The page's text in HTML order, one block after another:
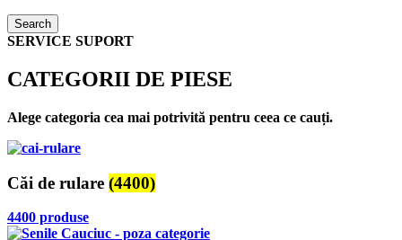
Search
SERVICE SUPORT
CATEGORII DE PIESE
Alege categoria cea mai potrivită pentru ceea ce cauți.
Căi de rulare (4400)
4400 produse